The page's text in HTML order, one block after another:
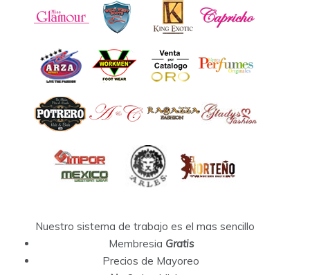
Nuestro sistema de trabajo es el mas sencillo
Membresia Gratis
Precios de Mayoreo